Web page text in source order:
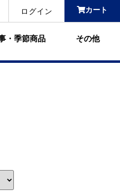
ログイン カート
・季節商品 その他